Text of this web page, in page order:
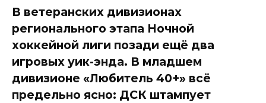
В ветеранских дивизионах
регионального этапа Ночной
хоккейной лиги позади ещё два
игровых уик-энда. В младшем
дивизионе «Любитель 40+» всё
предельно ясно: ДСК штампует